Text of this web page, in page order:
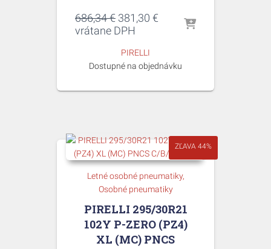
686,34€ Pôvodná
cena
686,34 €.
381,30 € Aktuálna
vrátane DPH
PIRELLI
Dostupné na objednávku
ZĽAVA 44%
Letné osobné pneumatiky
Osobné pneumatiky
PIRELLI 295/30R21
102Y P-ZERO (PZ4)
XL (MC) PNCS